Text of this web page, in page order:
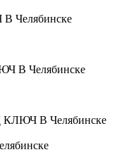
Челябинске
В Челябинске
В Челябинске